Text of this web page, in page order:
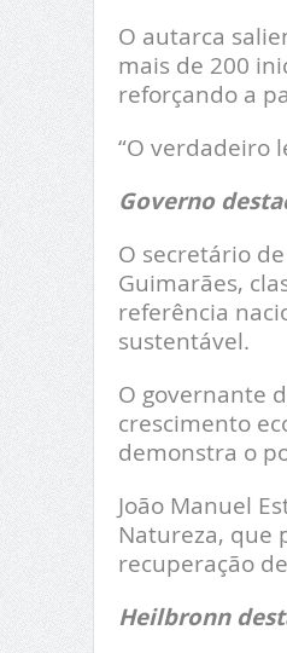
O autarca
mais de 200
reforçando a
“O verdadeiro
Governo
O secretário
Guimarães,
referência
sustentável.
O governante
crescimento
demonstra o
João Manuel
Natureza, que
recuperação
Heilbronn